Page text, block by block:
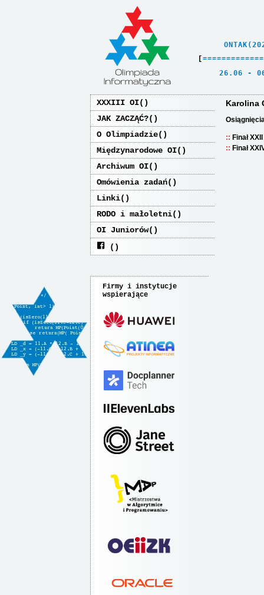
[ =============
26.06
XXXIII OI
JAK ZACZĄĆ?
O Olimpiadzie
Międzynarodowe OI
Archiwum OI
Omówienia zadań
Linki
RODO i małoletni
OI Juniorów
Firmy i instytucje
wspierające
Karolina
Finał
Finał